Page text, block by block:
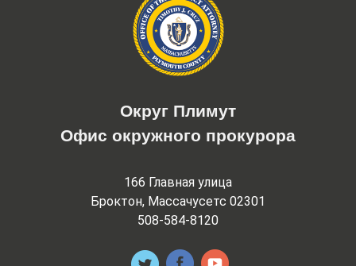
Округ Плимут
Офис окружного прокурора
166 Главная улица
Броктон, Массачусетс 02301
508-584-8120